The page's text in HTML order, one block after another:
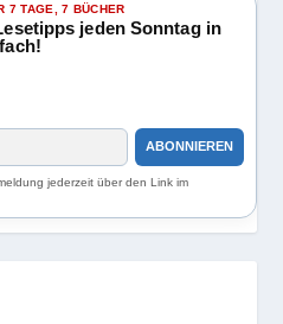
7 TAGE, 7 BÜCHER
jeden Sonntag in
ABONNIEREN
jederzeit über den Link im